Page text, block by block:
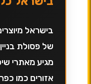
בישראל
של פסולת
מגיע מאתרי
אזורים כמו